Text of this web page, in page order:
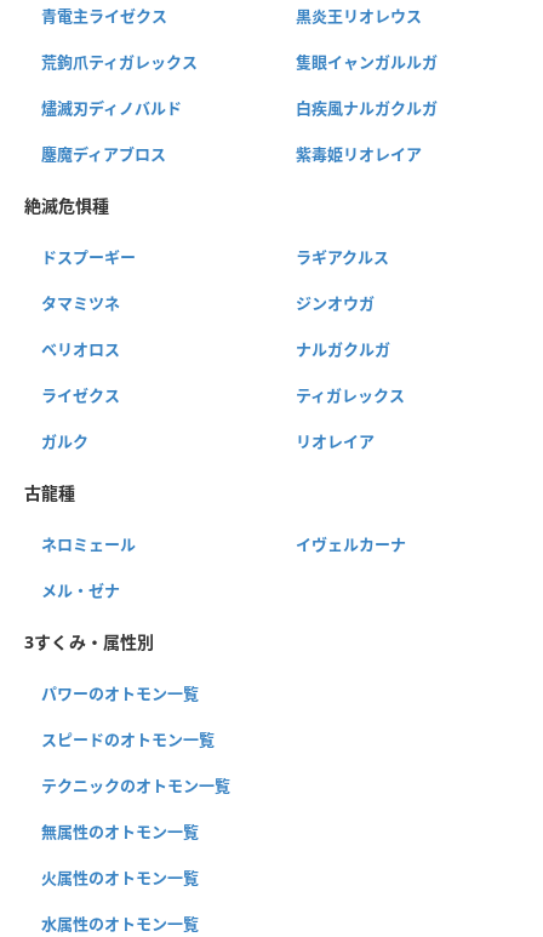
青電主ライゼクス 黒炎王リオレウス
荒鉤爪ティガレックス 隻眼イャンガルルガ
燼滅刃ディノバルド 白疾風ナルガクルガ
鏖魔ディアブロス 紫毒姫リオレイア
絶滅危惧種
ドスプーギー ラギアクルス
タマミツネ ジンオウガ
ベリオロス ナルガクルガ
ライゼクス ティガレックス
ガルク リオレイア
古龍種
ネロミェール イヴェルカーナ
メル・ゼナ
3すくみ・属性別
パワーのオトモン一覧
スピードのオトモン一覧
テクニックのオトモン一覧
無属性のオトモン一覧
火属性のオトモン一覧
水属性のオトモン一覧